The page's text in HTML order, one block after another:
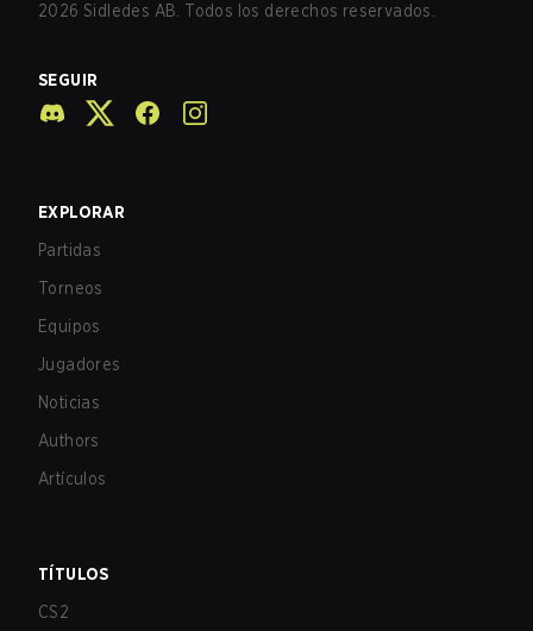
2026 Sidledes AB. Todos los derechos reservados.
SEGUIR
EXPLORAR
Partidas
Torneos
Equipos
Jugadores
Noticias
Authors
Artículos
TÍTULOS
CS2